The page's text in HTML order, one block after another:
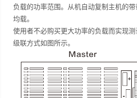
负载的功率范围。从机自动复制主机的
均载。
使用者不必购买更大功率的负载而实现测
级联方式如图所示。